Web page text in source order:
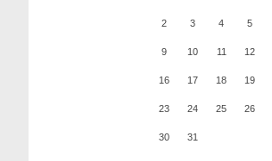
2 3 4 5
9 10 11 12
16 17 18 19
23 24 25 26
30 31